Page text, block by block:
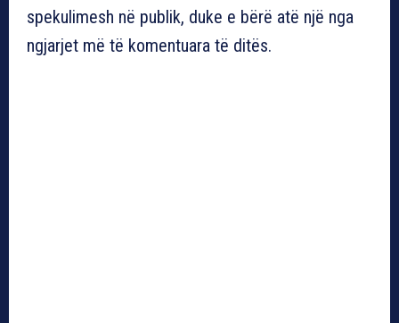
spekulimesh në publik, duke e bërë atë një nga
ngjarjet më të komentuara të ditës.